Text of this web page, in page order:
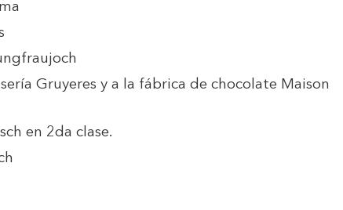
Gruyeres y a la fábrica de chocolate Maison
en 2da clase.